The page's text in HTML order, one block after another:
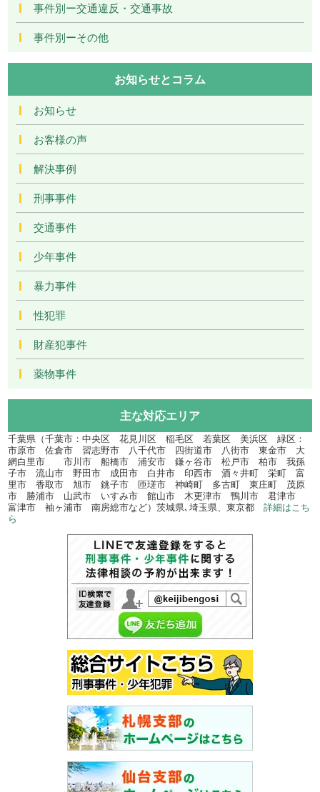
事件別ー交通違反・交通事故
事件別ーその他
お知らせとコラム
お知らせ
お客様の声
解決事例
刑事事件
交通事件
少年事件
暴力事件
性犯罪
財産犯事件
薬物事件
主な対応エリア
千葉県（千葉市：中央区 花見川区 稲毛区 若葉区 美浜区 緑区：
市原市 佐倉市 習志野市 八千代市 四街道市 八街市 東金市 大
網白里市 市川市 船橋市 浦安市 鎌ヶ谷市 松戸市 柏市 我孫
子市 流山市 野田市 成田市 白井市 印西市 酒々井町 栄町 富
里市 香取市 旭市 銚子市 匝瑳市 神崎町 多古町 東庄町 茂原
市 勝浦市 山武市 いすみ市 館山市 木更津市 鴨川市 君津市
富津市 袖ヶ浦市 南房総市など）茨城県､埼玉県、東京都詳細はこち
ら